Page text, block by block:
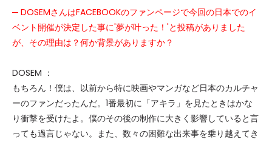
─ DOSEMさんはFACEBOOKのファンページで今回の日本でのイ
ベント開催が決定した事に'夢が叶った！'と投稿がありました
が、その理由は？何か背景がありますか？
DOSEM ：
もちろん！僕は、以前から特に映画やマンガなど日本のカルチャ
ーのファンだったんだ。1番最初に「アキラ」を見たときはかな
り衝撃を受けたよ。僕のその後の制作に大きく影響していると言
っても過言じゃない。また、数々の困難な出来事を乗り越えてき